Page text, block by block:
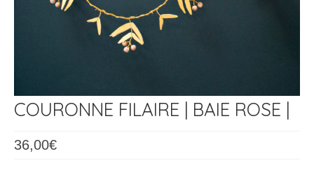
COURONNE FILAIRE | BAIE ROSE |
36,00€